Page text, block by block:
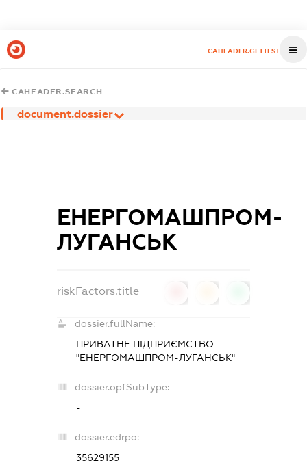
CAHEADER.GETTEST
CAHEADER.SEARCH
document.dossier
ЕНЕРГОМАШПРОМ-
ЛУГАНСЬК
riskFactors.title
dossier.fullName:
ПРИВАТНЕ ПІДПРИЄМСТВО
"ЕНЕРГОМАШПРОМ-ЛУГАНСЬК"
dossier.opfSubType:
-
dossier.edrpo:
35629155